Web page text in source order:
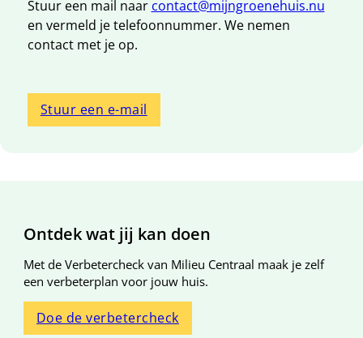
Stuur een mail naar contact@mijngroenehuis.nu
en vermeld je telefoonnummer. We nemen
contact met je op.
Stuur een e-mail
Algemene informatie
Ontdek wat jij kan doen
Met de Verbetercheck van Milieu Centraal maak je zelf
een verbeterplan voor jouw huis.
Doe de verbetercheck